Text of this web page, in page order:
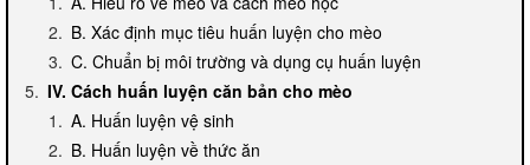
B. Xác định mục tiêu huấn luyện cho mèo
C. Chuẩn bị môi trường và dụng cụ huấn luyện
IV. Cách huấn luyện căn bản cho mèo
A. Huấn luyện vệ sinh
B. Huấn luyện về thức ăn